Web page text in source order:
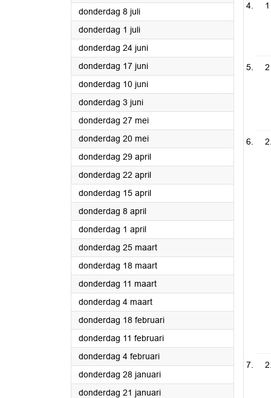
donderdag 8 juli2021
donderdag 1 juli2021
donderdag 24 juni2021
donderdag 17 juni2021
donderdag 10 juni2021
donderdag 3 juni2021
donderdag 27 mei2021
donderdag 20 mei2021
donderdag 29 april2021
donderdag 22 april2021
donderdag 15 april2021
donderdag 8 april2021
donderdag 1 april2021
donderdag 25 maart2021
donderdag 18 maart2021
donderdag 11 maart2021
donderdag 4 maart2021
donderdag 18 februari2021
donderdag 11 februari2021
donderdag 4 februari2021
donderdag 28 januari2021
donderdag 21 januari2021
1
2